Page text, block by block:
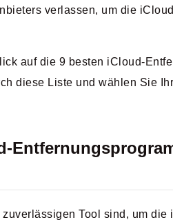
verlassen, um die
auf die 9 besten iCloud-
diese Liste und wählen Sie
Tool sind, um